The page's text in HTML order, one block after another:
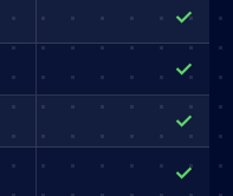
✓
✓
✓
✓